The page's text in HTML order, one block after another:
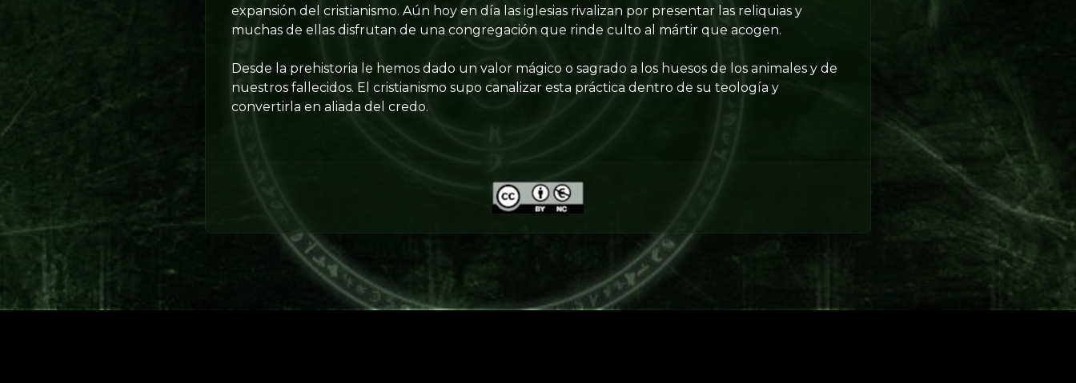
expansión del cristianismo. Aún hoy en día las iglesias rivalizan por presentar las reliquias y
muchas de ellas disfrutan de una congregación que rinde culto al mártir que acogen.
Desde la prehistoria le hemos dado un valor mágico o sagrado a los huesos de los animales y de
nuestros fallecidos. El cristianismo supo canalizar esta práctica dentro de su teología y
convertirla en aliada del credo.